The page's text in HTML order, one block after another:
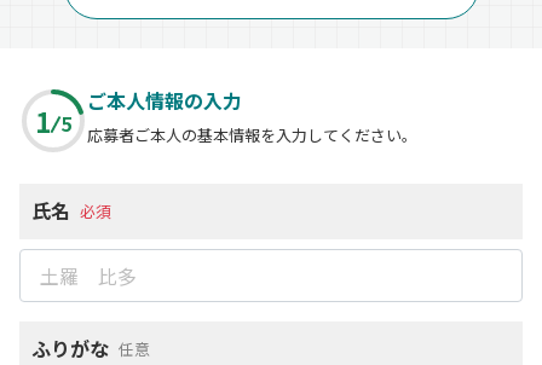
1 5
ご本人情報の入力
応募者ご本人の基本情報を入力してください。
氏名 必須
ふりがな 任意